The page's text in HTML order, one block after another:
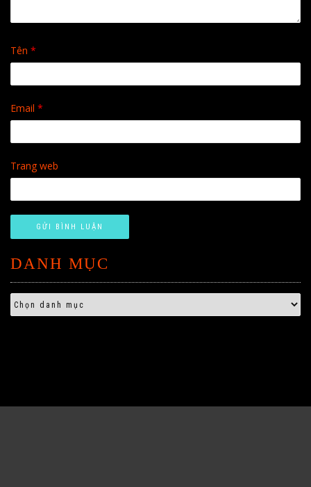
Tên *
Email *
Trang web
DANH MỤC